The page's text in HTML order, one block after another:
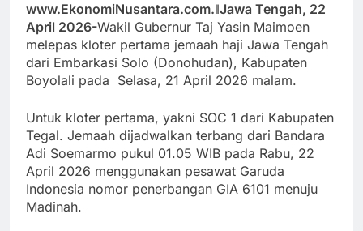
www.EkonomiNusantara.com.ǁJawa Tengah, 22
April 2026-Wakil Gubernur Taj Yasin Maimoen
melepas kloter pertama jemaah haji Jawa Tengah
dari Embarkasi Solo (Donohudan), Kabupaten
Boyolali pada Selasa, 21 April 2026 malam.
Untuk kloter pertama, yakni SOC 1 dari Kabupaten
Tegal. Jemaah dijadwalkan terbang dari Bandara
Adi Soemarmo pukul 01.05 WIB pada Rabu, 22
April 2026 menggunakan pesawat Garuda
Indonesia nomor penerbangan GIA 6101 menuju
Madinah.